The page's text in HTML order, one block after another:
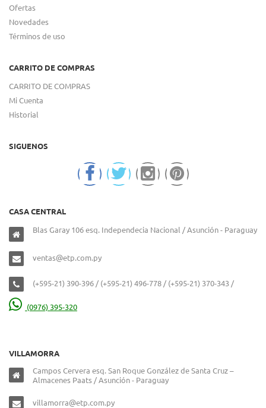
Ofertas
Novedades
Términos de uso
CARRITO DE COMPRAS
CARRITO DE COMPRAS
Mi Cuenta
Historial
SIGUENOS
CASA CENTRAL
Blas Garay 106 esq. Independecia Nacional / Asunción - Paraguay
ventas@etp.com.py
(+595-21) 390-396 / (+595-21) 496-778 / (+595-21) 370-343 /
(0976) 395-320
VILLAMORRA
Campos Cervera esq. San Roque González de Santa Cruz –
Almacenes Paats / Asunción - Paraguay
villamorra@etp.com.py